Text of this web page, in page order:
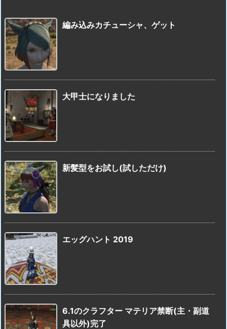
編み込みカチューシャ、ゲット
大甲士になりました
新髪型をお試し(試しただけ)
エッグハント 2019
6.1のクラフター マテリア禁断(主・副道
具以外)完了